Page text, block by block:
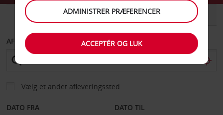
VAREVOGN
AFHENT FRA
Vælg et andet afleveringssted
DATO FRA DATO TIL
ADMINISTRER PRÆFERENCER
ACCEPTÉR OG LUK